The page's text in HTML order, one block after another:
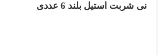
نی شربت استيل بلند 6 عددی